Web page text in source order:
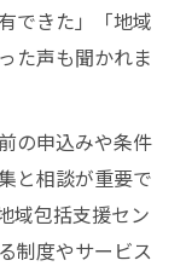
できた」「地域
た声も聞かれま
の申込みや条件
と相談が重要で
域包括支援セン
制度やサービス